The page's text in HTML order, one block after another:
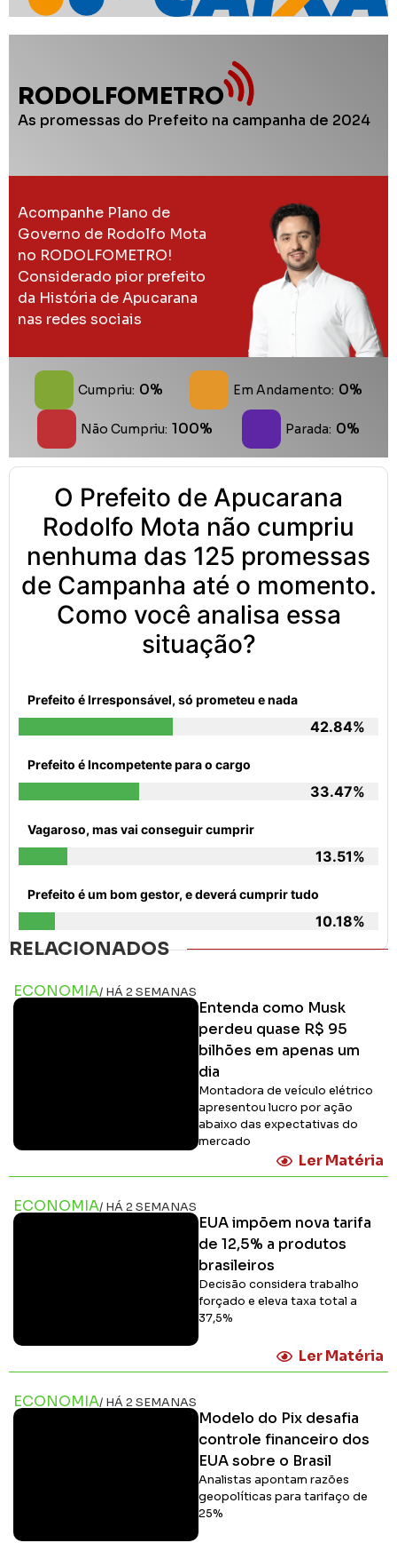
RODOLFOMETRO
As promessas do Prefeito na campanha de 2024
Acompanhe Plano de
Governo de Rodolfo Mota
no RODOLFOMETRO!
Considerado pior prefeito
da História de Apucarana
nas redes sociais
Cumpriu: 0% Em Andamento: 0%
Não Cumpriu: 100% Parada: 0%
O Prefeito de Apucarana
Rodolfo Mota não cumpriu
nenhuma das 125 promessas
de Campanha até o momento.
Como você analisa essa
situação?
Prefeito é Irresponsável, só prometeu e nada
42.84%
Prefeito é Incompetente para o cargo
33.47%
Vagaroso, mas vai conseguir cumprir
13.51%
Prefeito é um bom gestor, e deverá cumprir tudo
10.18%
RELACIONADOS
ECONOMIA/ HÁ 2 SEMANAS
Entenda como Musk
perdeu quase R$ 95
bilhões em apenas um
dia
Montadora de veículo elétrico
apresentou lucro por ação
abaixo das expectativas do
mercado
Ler Matéria
ECONOMIA/ HÁ 2 SEMANAS
EUA impõem nova tarifa
de 12,5% a produtos
brasileiros
Decisão considera trabalho
forçado e eleva taxa total a
37,5%
Ler Matéria
ECONOMIA/ HÁ 2 SEMANAS
Modelo do Pix desafia
controle financeiro dos
EUA sobre o Brasil
Analistas apontam razões
geopolíticas para tarifaço de
25%